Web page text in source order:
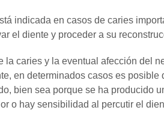
indicada en casos de caries
el diente y proceder a su
la caries y la eventual afección del
en determinados casos es
bien sea porque se ha producido
o hay sensibilidad al percutir el